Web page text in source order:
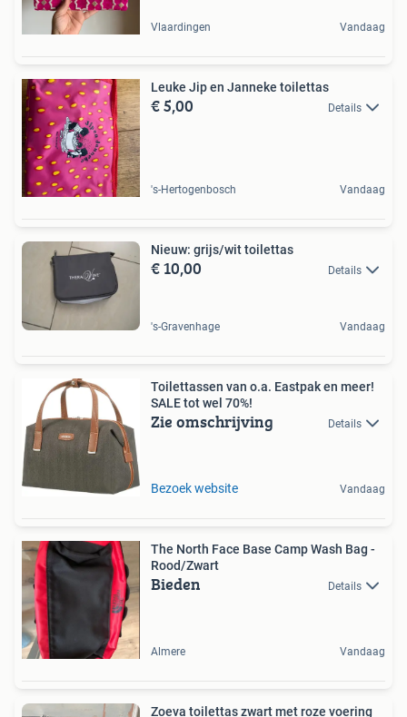
Vlaardingen Vandaag
Leuke Jip en Janneke toilettas
€ 5,00 Details
's-Hertogenbosch Vandaag
Nieuw: grijs/wit toilettas
€ 10,00 Details
's-Gravenhage Vandaag
Toilettassen van o.a. Eastpak en meer!
SALE tot wel 70%!
Zie omschrijving Details
Bezoek website Vandaag
The North Face Base Camp Wash Bag -
Rood/Zwart
Bieden Details
Almere Vandaag
Zoeva toilettas zwart met roze voering